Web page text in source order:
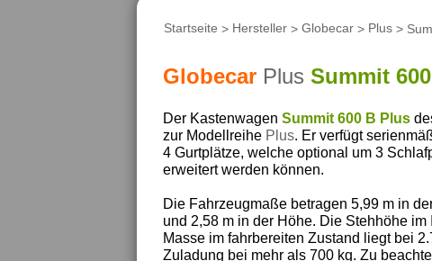
Startseite > Hersteller >Globecar > Plus >
Globecar Plus Summit
Der Kastenwagen Summit 600 B Plus
zur Modellreihe Plus. Er verfügt
4 Gurtplätze, welche optional um 3
erweitert werden können.
Die Fahrzeugmaße betragen 5,99 m in
und 2,58 m in der Höhe. Die Stehhöhe
Masse im fahrbereiten Zustand liegt bei
Zuladung bei mehr als 700 kg. Zu